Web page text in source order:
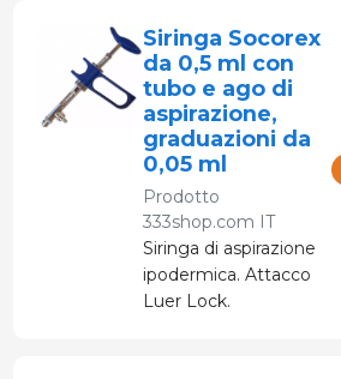
dalla bottiglia.
Siringa Socorex
da 0,5 ml con
tubo e ago di
aspirazione,
graduazioni da
0,05 ml
Prodotto
333shop.com IT
Siringa di aspirazione
ipodermica. Attacco
Luer Lock.